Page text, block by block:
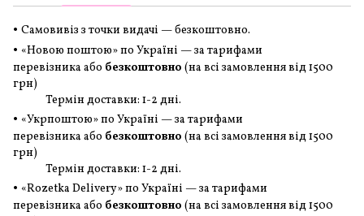
• Самовивіз з точки видачі — безкоштовно.
• «Новою поштою» по Україні — за тарифами
перевізника або безкоштовно (на всі замовленнявід 1500
грн)
Термін доставки: 1-2 дні.
• «Укрпоштою» по Україні — за тарифами
перевізника або безкоштовно (на всі замовленнявід 1500
грн)
Термін доставки: 1-2 дні.
• «Rozetka Delivery» по Україні — за тарифами
перевізника або безкоштовно (на всі замовленнявід 1500